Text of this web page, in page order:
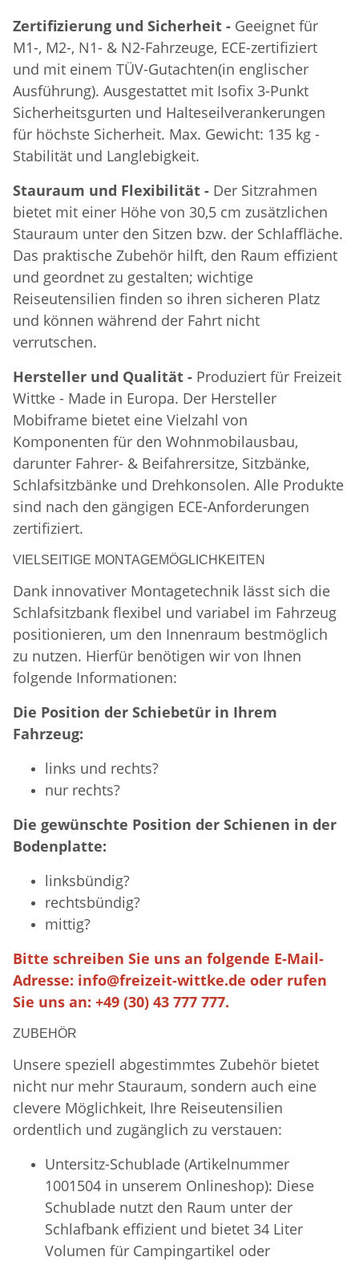
Zertifizierung und Sicherheit - Geeignet für
M1-, M2-, N1- & N2-Fahrzeuge, ECE-zertifiziert
und mit einem TÜV-Gutachten(in englischer
Ausführung). Ausgestattet mit Isofix 3-Punkt
Sicherheitsgurten und Halteseilverankerungen
für höchste Sicherheit. Max. Gewicht: 135 kg -
Stabilität und Langlebigkeit.
Stauraum und Flexibilität - Der Sitzrahmen
bietet mit einer Höhe von 30,5 cm zusätzlichen
Stauraum unter den Sitzen bzw. der Schlaffläche.
Das praktische Zubehör hilft, den Raum effizient
und geordnet zu gestalten; wichtige
Reiseutensilien finden so ihren sicheren Platz
und können während der Fahrt nicht
verrutschen.
Hersteller und Qualität - Produziert für Freizeit
Wittke - Made in Europa. Der Hersteller
Mobiframe bietet eine Vielzahl von
Komponenten für den Wohnmobilausbau,
darunter Fahrer- & Beifahrersitze, Sitzbänke,
Schlafsitzbänke und Drehkonsolen. Alle Produkte
sind nach den gängigen ECE-Anforderungen
zertifiziert.
VIELSEITIGE MONTAGEMÖGLICHKEITEN
Dank innovativer Montagetechnik lässt sich die
Schlafsitzbank flexibel und variabel im Fahrzeug
positionieren, um den Innenraum bestmöglich
zu nutzen. Hierfür benötigen wir von Ihnen
folgende Informationen:
Die Position der Schiebetür in Ihrem
Fahrzeug:
links und rechts?
nur rechts?
Die gewünschte Position der Schienen in der
Bodenplatte:
linksbündig?
rechtsbündig?
mittig?
Bitte schreiben Sie uns an folgende E-Mail-
Adresse: info@freizeit-wittke.de oder rufen
Sie uns an: +49 (30) 43 777 777.
ZUBEHÖR
Unsere speziell abgestimmtes Zubehör bietet
nicht nur mehr Stauraum, sondern auch eine
clevere Möglichkeit, Ihre Reiseutensilien
ordentlich und zugänglich zu verstauen:
Untersitz-Schublade (Artikelnummer
1001504 in unserem Onlineshop): Diese
Schublade nutzt den Raum unter der
Schlafbank effizient und bietet 34 Liter
Volumen für Campingartikel oder